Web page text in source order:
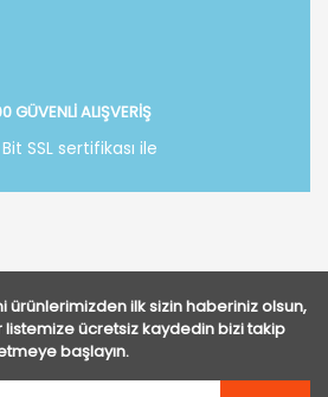
GÜVENLİ ALIŞVERİŞ
SSL sertifikası ile
ürünlerimizden ilk sizin haberiniz olsun,
ücretsiz kaydedin bizi takip
başlayın.